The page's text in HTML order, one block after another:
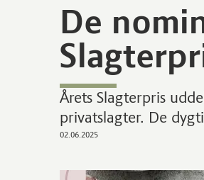
De
Årets Slagterpris
privatslagter. De
02.06.2025